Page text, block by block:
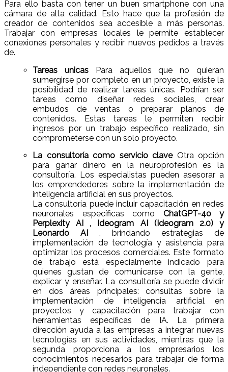
Para ello basta con tener un buen smartphone con una
cámara de alta calidad. Esto hace que la profesión de
creador de contenidos sea accesible a más personas.
Trabajar con empresas locales le permite establecer
conexiones personales y recibir nuevos pedidos a través
de.
Tareas unicas
Para aquellos que no quieran
sumergirse por completo en un proyecto, existe la
posibilidad de realizar tareas únicas. Podrían ser
tareas como diseñar redes sociales, crear
embudos de ventas o preparar planos de
contenidos. Estas tareas le permiten recibir
ingresos por un trabajo específico realizado, sin
comprometerse con un solo proyecto.
La consultoría como servicio clave Otra opción
para ganar dinero en la neuroprofesión es la
consultoría. Los especialistas pueden asesorar a
los emprendedores sobre la implementación de
inteligencia artificial en sus proyectos.
La consultoría puede incluir capacitación en redes
neuronales específicas como ChatGPT-4o y
Perplexity AI , Ideogram AI (Ideogram 2.0) y
Leonardo AI
, brindando estrategias de
implementación de tecnología y asistencia para
optimizar los procesos comerciales. Este formato
de trabajo está especialmente indicado para
quienes gustan de comunicarse con la gente,
explicar y enseñar. La consultoría se puede dividir
en dos áreas principales: consultas sobre la
implementación de inteligencia artificial en
proyectos y capacitación para trabajar con
herramientas específicas de IA. La primera
dirección ayuda a las empresas a integrar nuevas
tecnologías en sus actividades, mientras que la
segunda proporciona a los empresarios los
conocimientos necesarios para trabajar de forma
independiente con redes neuronales.